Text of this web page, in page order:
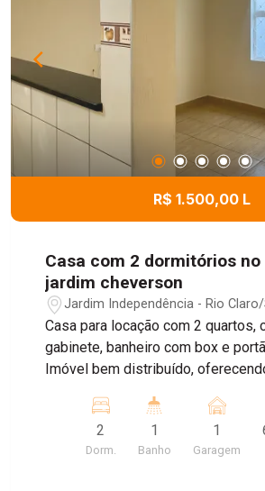
um dos nossos corretores.
R$ 1.500,00 L
Casa com 2 dormitórios
jardim cheverson
Jardim Independência - Rio Claro/
Casa para locação com 2 quartos,
gabinete, banheiro com box e
Imóvel bem distribuído,
2
Dorm.
1
Banho
1
Garagem